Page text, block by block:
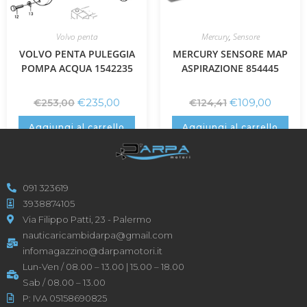
Volvo penta
VOLVO PENTA PULEGGIA
POMPA ACQUA 1542235
€253,00 €235,00
Aggiungi al carrello
Mercury, Sensore
MERCURY SENSORE MAP
ASPIRAZIONE 854445
€124,41 €109,00
Aggiungi al carrello
091 323619
3938874105
Via Filippo Patti, 23 - Palermo
nauticaricambidarpa@gmail.com
infomagazzino@darpamotori.it
Lun-Ven / 08.00 – 13.00 | 15.00 – 18.00
Sab / 08.00 – 13.00
P: IVA 05158690825